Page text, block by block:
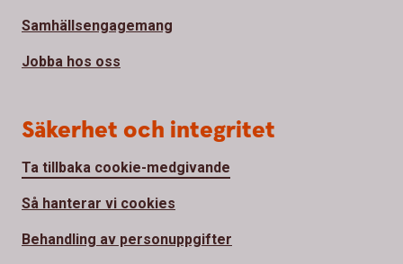
Samhällsengagemang
Jobba hos oss
Säkerhet och integritet
Ta tillbaka cookie-medgivande
Så hanterar vi cookies
Behandling av personuppgifter